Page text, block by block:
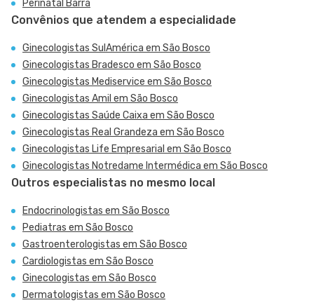
Perinatal Barra
Convênios que atendem a especialidade
Ginecologistas SulAmérica em São Bosco
Ginecologistas Bradesco em São Bosco
Ginecologistas Mediservice em São Bosco
Ginecologistas Amil em São Bosco
Ginecologistas Saúde Caixa em São Bosco
Ginecologistas Real Grandeza em São Bosco
Ginecologistas Life Empresarial em São Bosco
Ginecologistas Notredame Intermédica em São Bosco
Outros especialistas no mesmo local
Endocrinologistas em São Bosco
Pediatras em São Bosco
Gastroenterologistas em São Bosco
Cardiologistas em São Bosco
Ginecologistas em São Bosco
Dermatologistas em São Bosco